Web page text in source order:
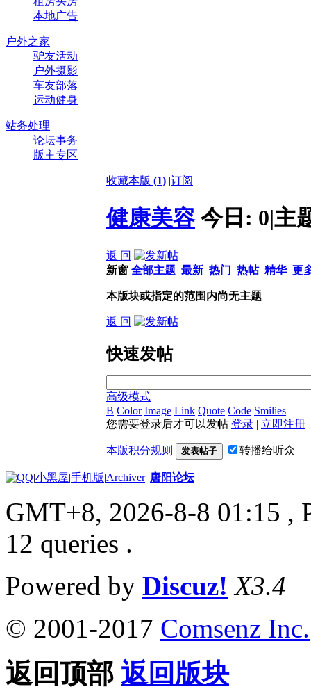
本地广告
户外之家
驴友活动
户外摄影
车友部落
运动健身
站务处理
论坛事务
版主专区
收藏本版 (1) |订阅
健康美容 今日: 0|主
返 回
新窗 全部主题 最新 热门 热帖 精华 更
本版块或指定的范围内尚无主题
返 回
快速发帖
高级模式
B Color Image Link Quote Code Smilies
您需要登录后才可以发帖 登录 | 立即注册
本版积分规则 发表帖子 转播给听众
|小黑屋|手机版|Archiver| 唐阳论坛
GMT+8, 2026-8-8 01:15 ,
12 queries .
Powered by Discuz! X3.4
© 2001-2017 Comsenz Inc.
返回顶部 返回版块